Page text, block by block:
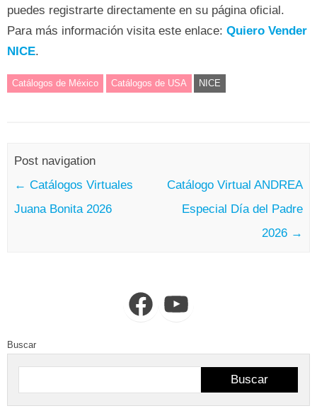
puedes registrarte directamente en su página oficial.
Para más información visita este enlace: Quiero Vender
NICE.
Catálogos de México Catálogos de USA NICE
Post navigation
← Catálogos Virtuales
Juana Bonita 2026
Catálogo Virtual ANDREA
Especial Día del Padre
2026 →
FacebookYouTube
Buscar
Buscar